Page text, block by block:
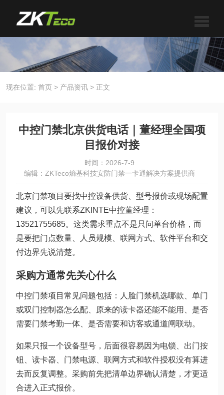
现在位置: 首页 > 产品资讯 > 正文
中控门禁北京供货电话｜董经理全国项
目报价对接
时间：2026-7-9
编辑：ZKTeco熵基科技安防门禁一卡通解决方案提供商
北京门禁项目要找中控设备供货、型号报价或现场配置
建议，可以先联系ZKINTE中控董经理：
13521755685。这类需求重点不是只问单台价格，而
是要把门点数量、人员规模、联网方式、软件平台和交
付边界先说清楚。
采购方通常先关心什么
中控门禁项目常见问题包括：人脸门禁机选哪款、单门
或双门控制器怎么配、原来的读卡器还能不能用、是否
需要门禁考勤一体、是否需要和访客或通道闸联动。
如果只报一个设备型号，后面很容易因为电锁、出门按
钮、读卡器、门禁电源、联网方式和软件授权没有算进
去而反复调整。采购前先把清单边界确认清楚，才更适
合进入正式报价。